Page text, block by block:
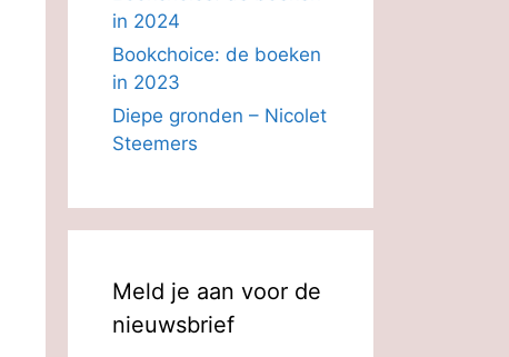
in 2024
Bookchoice: de boeken
in 2023
Diepe gronden – Nicolet
Steemers
Meld je aan voor de
nieuwsbrief